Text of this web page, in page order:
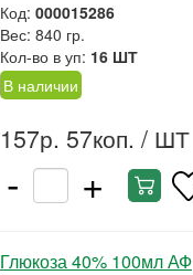
Код: 000015286
Вес: 840 гр.
Кол-во в уп: 16 ШТ
В наличии
157р. 57коп. / ШТ
- +
Глюкоза 40% 100мл АФ